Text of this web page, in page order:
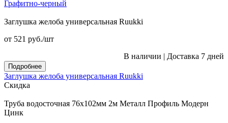
Графитно-черный
Заглушка желоба универсальная Ruukki
от 521 руб./шт
В наличии | Доставка 7 дней
Подробнее
Заглушка желоба универсальная Ruukki
Скидка
Труба водосточная 76x102мм 2м Металл Профиль Модерн
Цинк